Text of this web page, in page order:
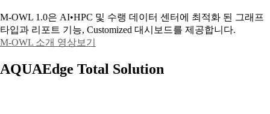
M-OWL 1.0은 AI•HPC 및 수랭 데이터 센터에 최적화 된 그래프
타입과 리포트 기능, Customized 대시보드를 제공합니다.
M-OWL 소개 영상보기
AQUAEdge Total Solution